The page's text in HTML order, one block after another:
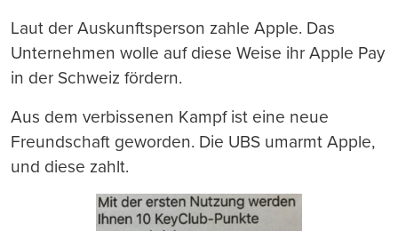
Laut der Auskunftsperson zahle Apple. Das
Unternehmen wolle auf diese Weise ihr Apple Pay
in der Schweiz fördern.
Aus dem verbissenen Kampf ist eine neue
Freundschaft geworden. Die UBS umarmt Apple,
und diese zahlt.